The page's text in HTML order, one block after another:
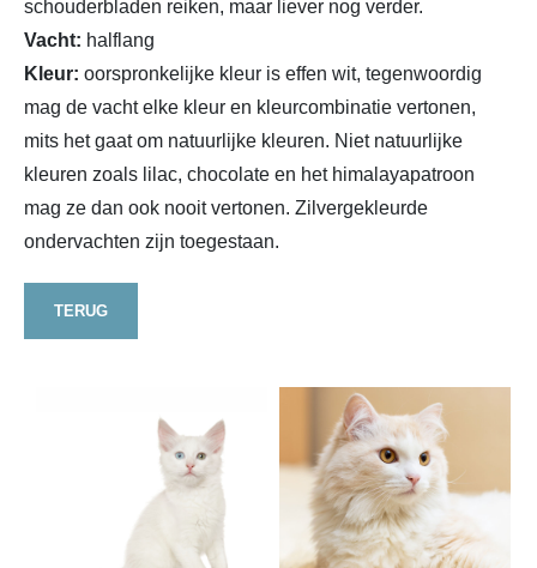
schouderbladen reiken, maar liever nog verder.
Vacht: halflang
Kleur: oorspronkelijke kleur is effen wit, tegenwoordig
mag de vacht elke kleur en kleurcombinatie vertonen,
mits het gaat om natuurlijke kleuren. Niet natuurlijke
kleuren zoals lilac, chocolate en het himalayapatroon
mag ze dan ook nooit vertonen. Zilvergekleurde
ondervachten zijn toegestaan.
TERUG